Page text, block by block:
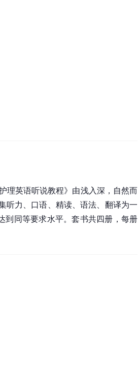
理英语听说教程》由浅入深，自然而
听力、口语、精读、语法、翻译为一
到同等要求水平。套书共四册，每册